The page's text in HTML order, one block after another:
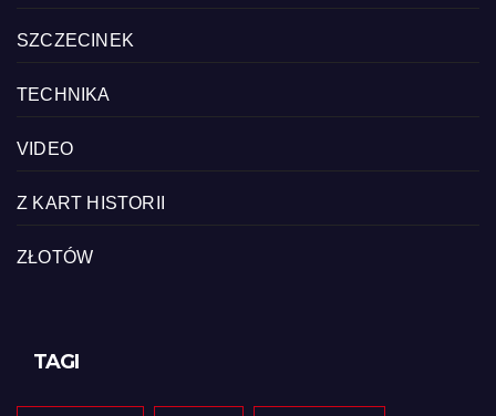
SZCZECINEK
TECHNIKA
VIDEO
Z KART HISTORII
ZŁOTÓW
TAGI